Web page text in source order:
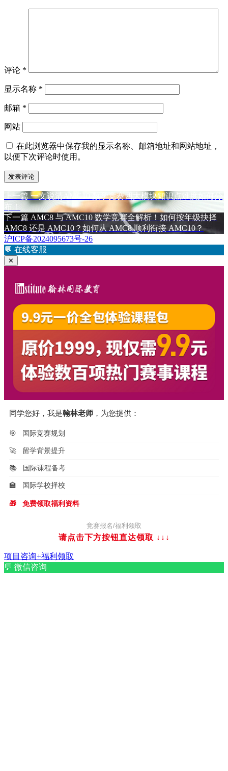
评论 *
显示名称 *
邮箱 *
网站
在此浏览器中保存我的显示名称、邮箱地址和网站地址，
以便下次评论时使用。
文
章
导
航
上一篇 上
篇
文
章：
一文说清AMC10 数学竞赛四大模块知识点难度如何分
布！
下一篇 下
篇
文
章：
AMC8 与 AMC10 数学竞赛全解析！如何按年级抉择
AMC8 还是 AMC10？如何从 AMC8 顺利衔接 AMC10？
沪ICP备2024095673号-26
💬 在线客服
✕
同学您好，我是翰林老师 ，为您提供：
🎯 国际竞赛规划
🚀 留学背景提升
📚 国际课程备考
🏫 国际学校择校
🎁 免费领取福利资料
竞赛报名/福利领取
请点击下方按钮直达领取 ↓↓↓
项目咨询+福利领取
💬 微信咨询